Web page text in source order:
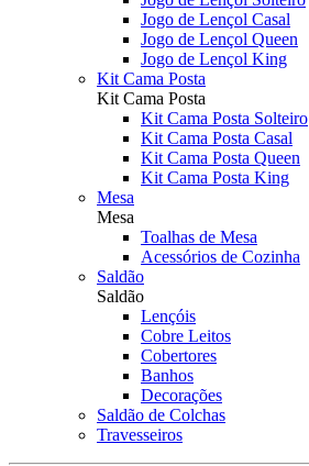
Jogo de Lençol Casal
Jogo de Lençol Queen
Jogo de Lençol King
Kit Cama Posta
Kit Cama Posta
Kit Cama Posta Solteiro
Kit Cama Posta Casal
Kit Cama Posta Queen
Kit Cama Posta King
Mesa
Mesa
Toalhas de Mesa
Acessórios de Cozinha
Saldão
Saldão
Lençóis
Cobre Leitos
Cobertores
Banhos
Decorações
Saldão de Colchas
Travesseiros